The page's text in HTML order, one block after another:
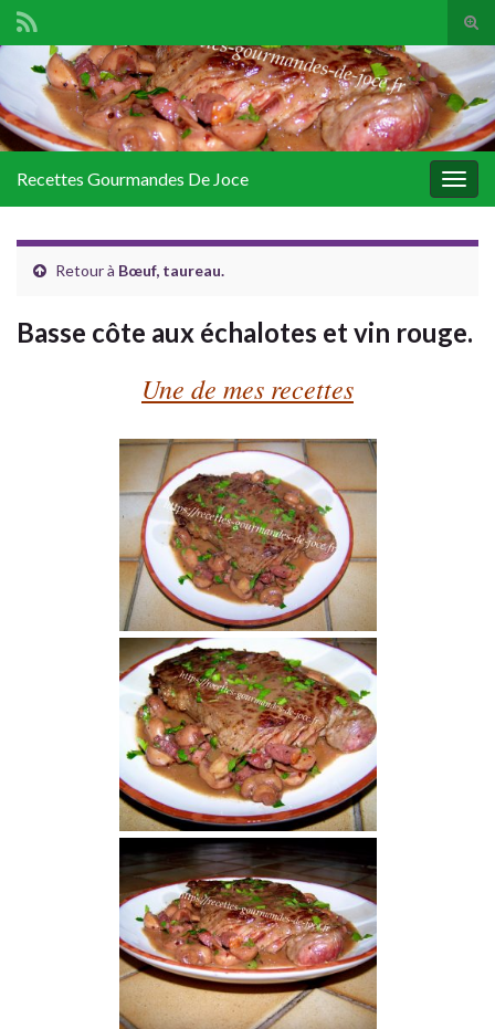
Search for:
Recettes Gourmandes De Joce
Retour à Bœuf, taureau.
Basse côte aux échalotes et vin rouge.
Une de mes recettes